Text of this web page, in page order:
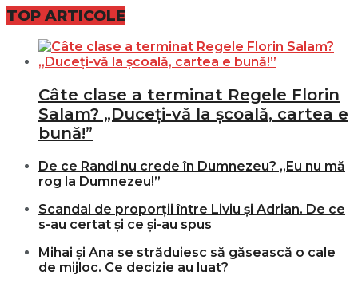
TOP ARTICOLE
Câte clase a terminat Regele Florin
Salam? „Duceți-vă la școală, cartea e
bună!”
De ce Randi nu crede în Dumnezeu? „Eu nu mă
rog la Dumnezeu!”
Scandal de proporții între Liviu și Adrian. De ce
s-au certat și ce și-au spus
Mihai și Ana se străduiesc să găsească o cale
de mijloc. Ce decizie au luat?